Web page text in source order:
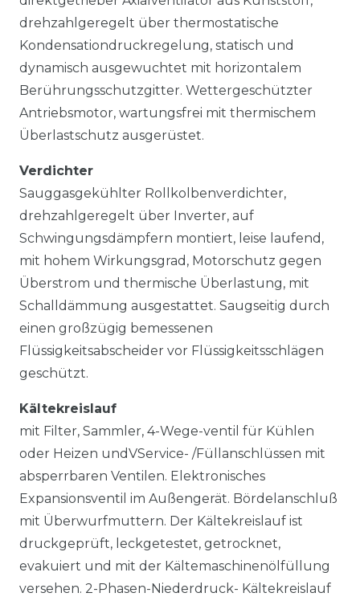
drehzahlgeregelt über thermostatische
Kondensationdruckregelung, statisch und
dynamisch ausgewuchtet mit horizontalem
Berührungsschutzgitter. Wettergeschützter
Antriebsmotor, wartungsfrei mit thermischem
Überlastschutz ausgerüstet.
Verdichter
Sauggasgekühlter Rollkolbenverdichter,
drehzahlgeregelt über Inverter, auf
Schwingungsdämpfern montiert, leise laufend,
mit hohem Wirkungsgrad, Motorschutz gegen
Überstrom und thermische Überlastung, mit
Schalldämmung ausgestattet. Saugseitig durch
einen großzügig bemessenen
Flüssigkeitsabscheider vor Flüssigkeitsschlägen
geschützt.
Kältekreislauf
mit Filter, Sammler, 4-Wege-ventil für Kühlen
oder Heizen undVService- /Füllanschlüssen mit
absperrbaren Ventilen. Elektronisches
Expansionsventil im Außengerät. Bördelanschluß
mit Überwurfmuttern. Der Kältekreislauf ist
druckgeprüft, leckgetestet, getrocknet,
evakuiert und mit der Kältemaschinenölfüllung
versehen. 2-Phasen-Niederdruck- Kältekreislauf